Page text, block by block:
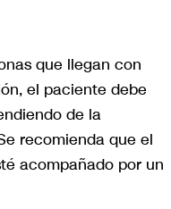
que llegan con
el paciente debe
de la
recomienda que el
acompañado por un